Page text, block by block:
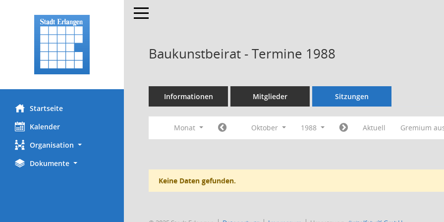
Startseite
Kalender
Organisation
Dokumente
Toggle navigation
Baukunstbeirat - Termine 1988
Informationen Mitglieder Sitzungen
Monat Oktober 1988 Aktuell Gremium
Keine Daten gefunden.